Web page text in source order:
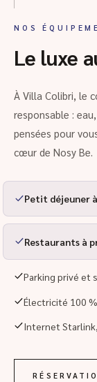
NOS
Le luxe
À Villa Colibri, le
responsable :
pensées pour
cœur de Nosy Be.
Petit déjeuner
Restaurants à
Parking privé et
Électricité 100
Internet